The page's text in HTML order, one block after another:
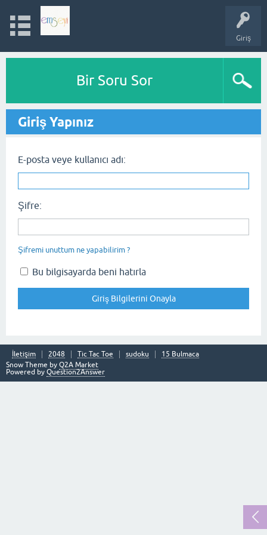
Giriş
Bir Soru Sor
Giriş Yapınız
E-posta veye kullanıcı adı:
Şifre:
Şifremi unuttum ne yapabilirim ?
Bu bilgisayarda beni hatırla
İletişim 2048 Tic Tac Toe sudoku
15 Bulmaca
Snow Theme by Q2A Market
Powered by Question2Answer